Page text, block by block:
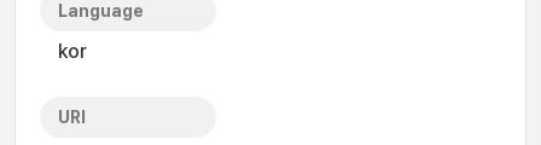
Language
kor
URI